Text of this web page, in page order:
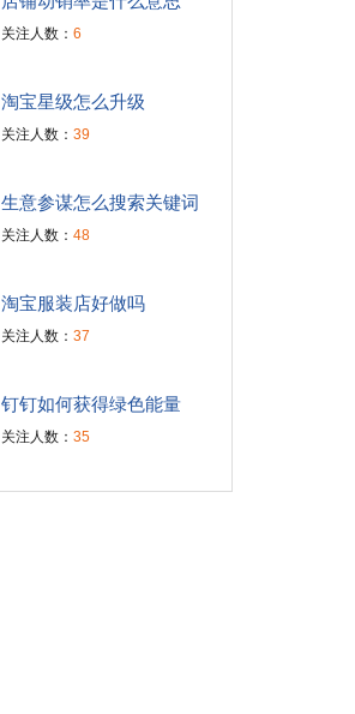
关注人数： 6
淘宝星级怎么升级
关注人数： 39
生意参谋怎么搜索关键词
关注人数： 48
淘宝服装店好做吗
关注人数： 37
钉钉如何获得绿色能量
关注人数： 35